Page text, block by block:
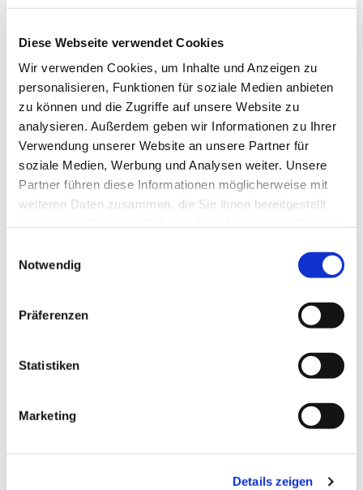
Diese Webseite verwendet Cookies
Wir verwenden Cookies, um Inhalte und Anzeigen zu
personalisieren, Funktionen für soziale Medien anbieten
zu können und die Zugriffe auf unsere Website zu
analysieren. Außerdem geben wir Informationen zu Ihrer
Verwendung unserer Website an unsere Partner für
soziale Medien, Werbung und Analysen weiter. Unsere
Partner führen diese Informationen möglicherweise mit
weiteren Daten zusammen, die Sie ihnen bereitgestellt
Notwendig
Präferenzen
Statistiken
Marketing
Details zeigen
Frau Stein
Dies könnte Sie auch